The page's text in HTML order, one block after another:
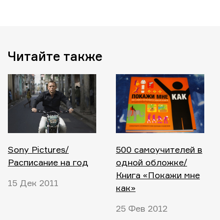
Читайте также
Sony Pictures/
Расписание на год
15 Дек 2011
500 самоучителей в
одной обложке/
Книга «Покажи мне
как»
25 Фев 2012